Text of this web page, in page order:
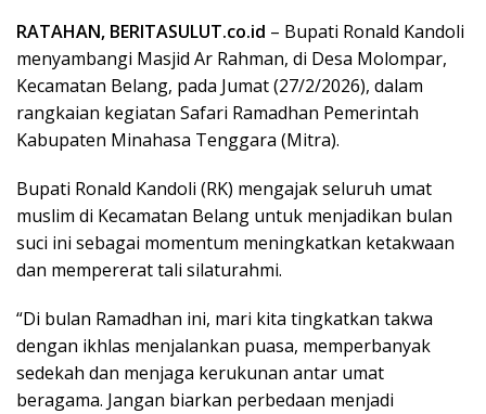
RATAHAN, BERITASULUT.co.id – Bupati Ronald Kandoli
menyambangi Masjid Ar Rahman, di Desa Molompar,
Kecamatan Belang, pada Jumat (27/2/2026), dalam
rangkaian kegiatan Safari Ramadhan Pemerintah
Kabupaten Minahasa Tenggara (Mitra).
Bupati Ronald Kandoli (RK) mengajak seluruh umat
muslim di Kecamatan Belang untuk menjadikan bulan
suci ini sebagai momentum meningkatkan ketakwaan
dan mempererat tali silaturahmi.
“Di bulan Ramadhan ini, mari kita tingkatkan takwa
dengan ikhlas menjalankan puasa, memperbanyak
sedekah dan menjaga kerukunan antar umat
beragama. Jangan biarkan perbedaan menjadi